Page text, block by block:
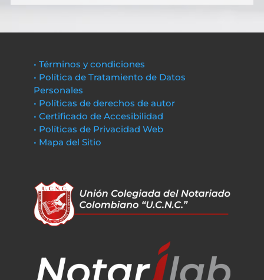
• Términos y condiciones
• Política de Tratamiento de Datos
Personales
• Políticas de derechos de autor
• Certificado de Accesibilidad
• Políticas de Privacidad Web
• Mapa del Sitio